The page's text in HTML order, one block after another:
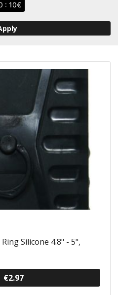
: 10
Silicone 4.8" - 5",
€2.97